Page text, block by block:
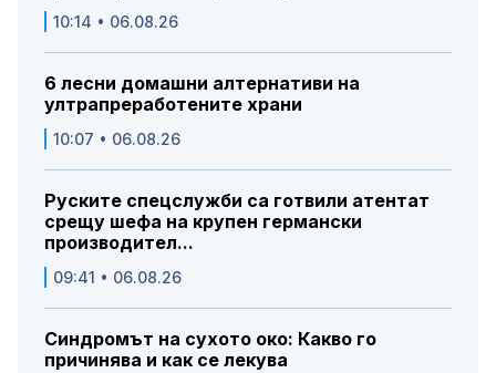
10:14 • 06.08.26
6 лесни домашни алтернативи на
ултрапреработените храни
10:07 • 06.08.26
Руските спецслужби са готвили атентат
срещу шефа на крупен германски
производител...
09:41 • 06.08.26
Синдромът на сухото око: Какво го
причинява и как се лекува